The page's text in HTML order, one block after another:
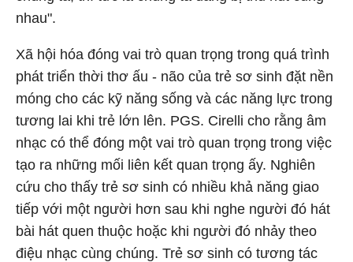
nhau".
Xã hội hóa đóng vai trò quan trọng trong quá trình
phát triển thời thơ ấu - não của trẻ sơ sinh đặt nền
móng cho các kỹ năng sống và các năng lực trong
tương lai khi trẻ lớn lên. PGS. Cirelli cho rằng âm
nhạc có thể đóng một vai trò quan trọng trong việc
tạo ra những mối liên kết quan trọng ấy. Nghiên
cứu cho thấy trẻ sơ sinh có nhiều khả năng giao
tiếp với một người hơn sau khi nghe người đó hát
bài hát quen thuộc hoặc khi người đó nhảy theo
điệu nhạc cùng chúng. Trẻ sơ sinh có tương tác